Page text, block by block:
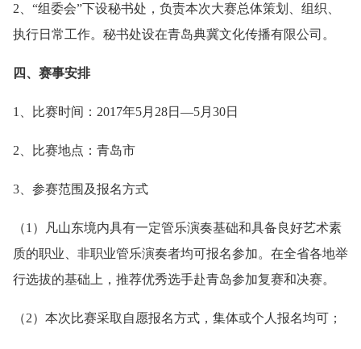
2、“组委会”下设秘书处，负责本次大赛总体策划、组织、
执行日常工作。秘书处设在青岛典冀文化传播有限公司。
四、赛事安排
1、比赛时间：2017年5月28日—5月30日
2、比赛地点：青岛市
3、参赛范围及报名方式
（1）凡山东境内具有一定管乐演奏基础和具备良好艺术素
质的职业、非职业管乐演奏者均可报名参加。在全省各地举
行选拔的基础上，推荐优秀选手赴青岛参加复赛和决赛。
（2）本次比赛采取自愿报名方式，集体或个人报名均可；